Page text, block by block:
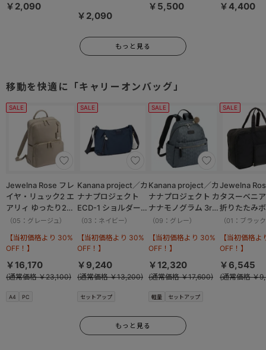
￥2,090
￥2,090
￥5,500 ￥4,400
もっと見る
移動を快適に「キャリーオンバッグ」
SALE
A4 PC
Jewelna Rose フレ
イヤ・リュック2 エ
アリィ ゆったり2ル
ーム 16262
（05：グレージュ）
【当初価格より 30%
OFF！】
￥16,170
(通常価格 ￥23,100)
SALE
セットアップ
Kanana project／カ
ナナプロジェクト
ECD-1 ショルダーバ
ッグ 横 19083
（03：ネイビー）
【当初価格より 30%
OFF！】
￥9,240
(通常価格 ￥13,200)
SALE
軽量 セットアップ
Kanana project／カ
ナナプロジェクト カ
ナナモノグラム 3rd
リュックサック
（09：グレー）
【当初価格より 30%
OFF！】
￥12,320
(通常価格 ￥17,600)
SALE
Jewelna
タスーベニ
折りたたみ
バッグ Lサ
（01：ブラッ
【当初価格
OFF！】
￥6,545
(通常価格 ￥
もっと見る